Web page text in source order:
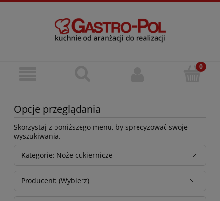
Opcje przeglądania
Skorzystaj z poniższego menu, by sprecyzować swoje
wyszukiwania.
Kategorie: Noże cukiernicze
Producent: (Wybierz)